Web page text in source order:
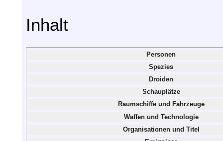
Inhalt
Personen
Spezies
Droiden
Schauplätze
Raumschiffe und Fahrzeuge
Waffen und Technologie
Organisationen und Titel